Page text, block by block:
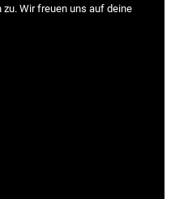
Wir freuen uns auf deine